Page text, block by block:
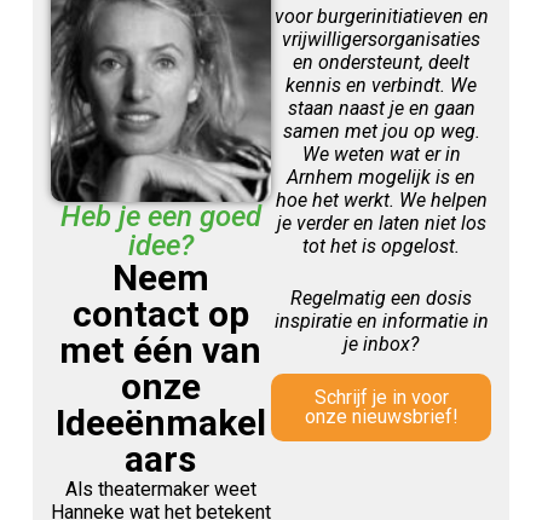
Heb je een goed
idee?
Neem
contact op
met één van
onze
Ideeënmakel
aars
Als theatermaker weet
Hanneke wat het betekent
voor burgerinitiatieven en
vrijwilligersorganisaties
en ondersteunt, deelt
kennis en verbindt. We
staan naast je en gaan
samen met jou op weg.
We weten wat er in
Arnhem mogelijk is en
hoe het werkt. We helpen
je verder en laten niet los
tot het is opgelost.
Regelmatig een dosis
inspiratie en informatie in
je inbox?
Schrijf je in voor
onze nieuwsbrief!